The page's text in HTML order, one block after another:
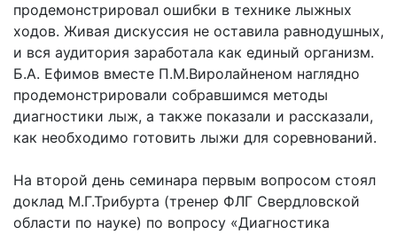
продемонстрировал ошибки в технике лыжных
ходов. Живая дискуссия не оставила равнодушных,
и вся аудитория заработала как единый организм.
Б.А. Ефимов вместе П.М.Виролайненом наглядно
продемонстрировали собравшимся методы
диагностики лыж, а также показали и рассказали,
как необходимо готовить лыжи для соревнований.
На второй день семинара первым вопросом стоял
доклад М.Г.Трибурта (тренер ФЛГ Свердловской
области по науке) по вопросу «Диагностика